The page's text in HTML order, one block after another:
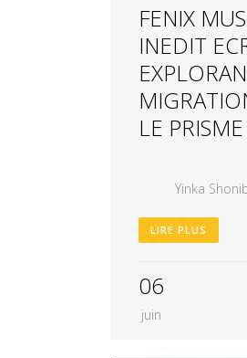
FENIX
INEDIT
LE
Yinka
LIRE PLUS
06
juin